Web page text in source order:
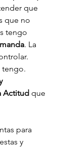
que
que no
tengo
. La
tengo.
Actitud que
para
y